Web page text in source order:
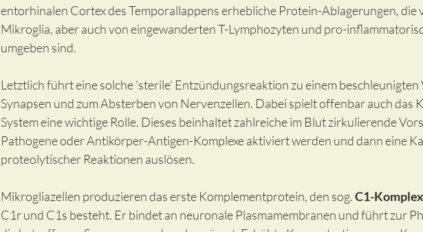
entorhinalen Cortex des Temporallappens erhebliche Protein-Ablagerungen,
Mikroglia, aber auch von eingewanderten T-Lymphozyten und pro-
umgeben sind.
Letztlich führt eine solche 'sterile' Entzündungsreaktion zu einem
Synapsen und zum Absterben von Nervenzellen. Dabei spielt offenbar auch das
System eine wichtige Rolle. Dieses beinhaltet zahlreiche im Blut zirkulierende
Pathogene oder Antikörper-Antigen-Komplexe aktiviert werden und dann eine
proteolytischer Reaktionen auslösen.
Mikrogliazellen produzieren das erste Komplementprotein, den sog. C1-Komplex
C1r und C1s besteht. Er bindet an neuronale Plasmamembranen und führt zur